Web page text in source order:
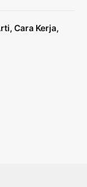
Cara Kerja,